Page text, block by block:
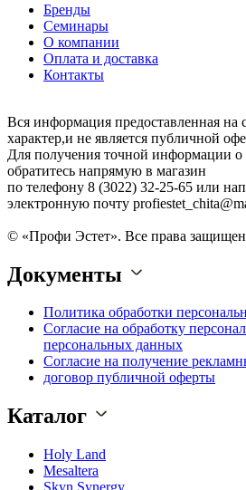
Бренды
Семинары
О компании
Оплата и доставка
Контакты
Вся информация предоставленная на
характер,и не является публичной
Для получения точной информации о
обратитесь напрямую в магазин
по телефону 8 (3022) 32-25-65 или
электронную почту
© «Профи Эстет». Все права
Документы
Политика обработки
Согласие на обработку
персональных данных
Согласие на получение
договор публичной оферты
Каталог
Holy Land
Mesaltera